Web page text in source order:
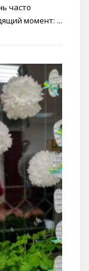
часто
момент: ...